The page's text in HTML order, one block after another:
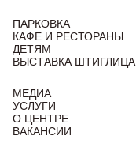
ПАРКОВКА
КАФЕ И РЕСТОРАНЫ
ДЕТЯМ
ВЫСТАВКА ШТИГЛИЦА
МЕДИА
УСЛУГИ
О ЦЕНТРЕ
ВАКАНСИИ